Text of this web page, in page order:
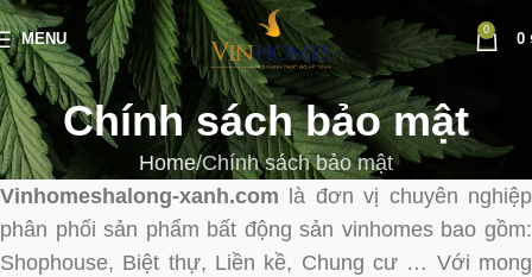
MENU
0
0
Chính sách bảo mật
Home Chính sách bảo mật
Vinhomeshalong-xanh.com là đơn vị chuyên nghiệp
phân phối sản phẩm bất động sản vinhomes bao gồm:
Shophouse, Biệt thự, Liền kề, Chung cư … Với mong